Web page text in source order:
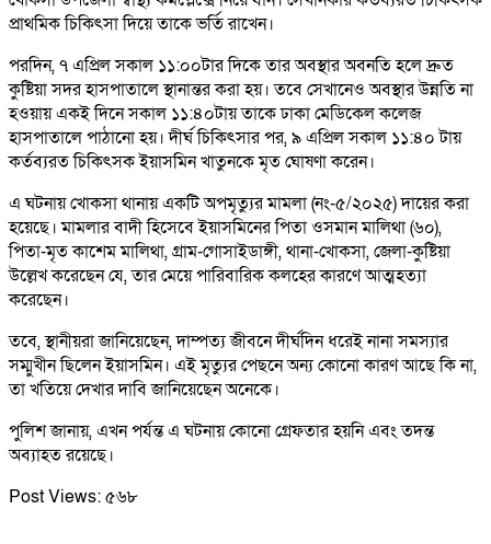
প্রাথমিক চিকিৎসা দিয়ে তাকে ভর্তি রাখেন।
পরদিন, ৭ এপ্রিল সকাল ১১:০০টার দিকে তার অবস্থার অবনতি হলে দ্রুত
কুষ্টিয়া সদর হাসপাতালে স্থানান্তর করা হয়। তবে সেখানেও অবস্থার উন্নতি না
হওয়ায় একই দিনে সকাল ১১:৪০টায় তাকে ঢাকা মেডিকেল কলেজ
হাসপাতালে পাঠানো হয়। দীর্ঘ চিকিৎসার পর, ৯ এপ্রিল সকাল ১১:৪০ টায়
কর্তব্যরত চিকিৎসক ইয়াসমিন খাতুনকে মৃত ঘোষণা করেন।
এ ঘটনায় খোকসা থানায় একটি অপমৃত্যুর মামলা (নং-৫/২০২৫) দায়ের করা
হয়েছে। মামলার বাদী হিসেবে ইয়াসমিনের পিতা ওসমান মালিথা (৬০),
পিতা-মৃত কাশেম মালিথা, গ্রাম-গোসাইডাঙ্গী, থানা-খোকসা, জেলা-কুষ্টিয়া
উল্লেখ করেছেন যে, তার মেয়ে পারিবারিক কলহের কারণে আত্মহত্যা
করেছেন।
তবে, স্থানীয়রা জানিয়েছেন, দাম্পত্য জীবনে দীর্ঘদিন ধরেই নানা সমস্যার
সম্মুখীন ছিলেন ইয়াসমিন। এই মৃত্যুর পেছনে অন্য কোনো কারণ আছে কি না,
তা খতিয়ে দেখার দাবি জানিয়েছেন অনেকে।
পুলিশ জানায়, এখন পর্যন্ত এ ঘটনায় কোনো গ্রেফতার হয়নি এবং তদন্ত
অব্যাহত রয়েছে।
Post Views:৫৬৮